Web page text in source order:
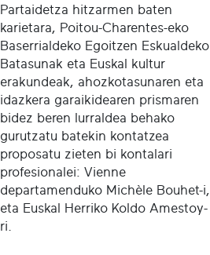
Partaidetza hitzarmen baten
karietara, Poitou-Charentes-eko
Baserrialdeko Egoitzen Eskualdeko
Batasunak eta Euskal kultur
erakundeak, ahozkotasunaren eta
idazkera garaikidearen prismaren
bidez beren lurraldea behako
gurutzatu batekin kontatzea
proposatu zieten bi kontalari
profesionalei: Vienne
departamenduko Michèle Bouhet-i,
eta Euskal Herriko Koldo Amestoy-
ri.